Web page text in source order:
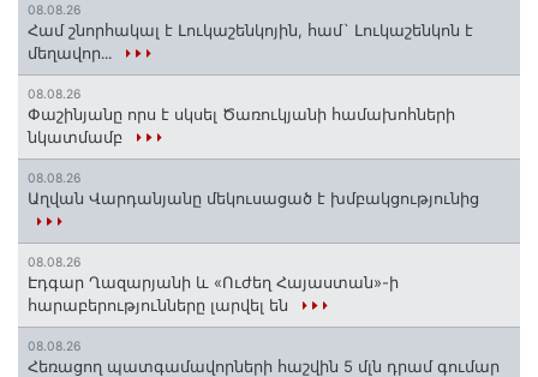
08.08.26
Համ շնորհակալ է Լուկաշենկոյին, համ` Լուկաշենկոն է
մեղավոր․․․
08.08.26
Փաշինյանը որս է սկսել Ծառուկյանի համախոհների
նկատմամբ
08.08.26
Աղվան Վարդանյանը մեկուսացած է խմբակցությունից
08.08.26
Էդգար Ղազարյանի և «Ուժեղ Հայաստան»-ի
հարաբերությունները լարվել են
08.08.26
Հեռացող պատգամավորների հաշվին 5 մլն դրամ գումար